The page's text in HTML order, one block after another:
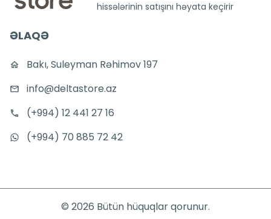
hissələrinin satışını həyata keçirir
ƏLAQƏ
Bakı, Suleyman Rəhimov 197
info@deltastore.az
(+994) 12 441 27 16
(+994) 70 885 72 42
© 2026 Bütün hüquqlar qorunur.